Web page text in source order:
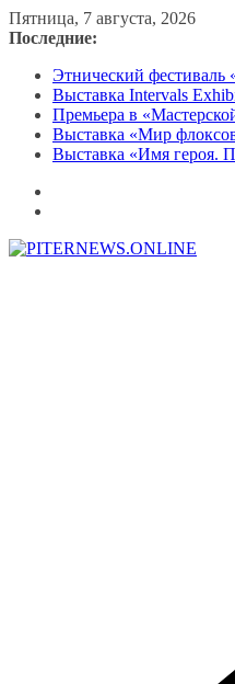
Перейти
к
Пятница, 7 августа, 2026
Последние:
Этнический
Выставка Intervals
Премьера в
Выставка «Мир
Выставка «Имя героя.